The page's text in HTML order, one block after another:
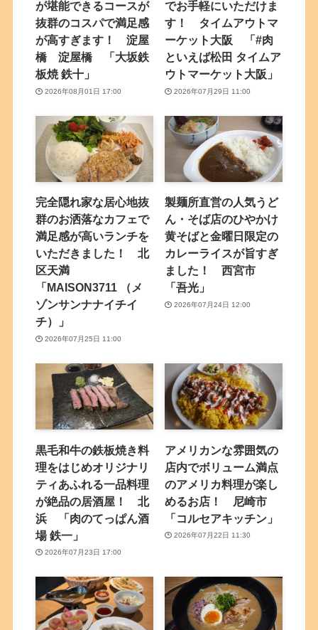
が堪能できるコースが
抜群のコスパで満足感
が高すぎます！ 淀屋
橋 淀屋橋 「大坂鉄
板焼 鉄十」
2026年08月01日 17:00
でお手軽にいただけま
す！ タイムアウトマ
ーケット大阪 「#肉
といえば松田 タイムア
ウトマーケット大阪」
2026年07月29日 11:00
完全隠れ家な居心地抜
群のお洒落なカフェで
満足感が高いランチを
いただきました！ 北
区天満
「MAISON3711 （メ
ゾンサンナナイチイ
チ）」
2026年07月25日 11:00
製麺所直営の人気うど
ん・そば店のひやかけ
黄そばと金曜日限定の
カレーライスが旨すぎ
ました！ 西宮市
「吾光」
2026年07月24日 12:00
黒毛和牛の鉄板焼き料
理をはじめオリジナリ
ティあふれる一品料理
が絶品の居酒屋！ 北
浜 「肉のてっぱん酒
場 鉄一」
2026年07月23日 17:00
アメリカンな雰囲気の
店内でボリューム満点
のアメリカ料理が楽し
めるお店！ 尼崎市
「コルセアキッチン」
2026年07月22日 11:30